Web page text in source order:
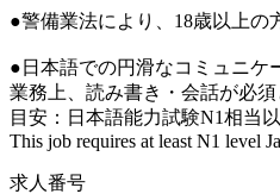
●警備業法により、18歳以上の
●日本語での円滑なコミュニケ
業務上、読み書き・会話が必須
目安：日本語能力試験N1相当
This job requires at least N1 level
求人番号